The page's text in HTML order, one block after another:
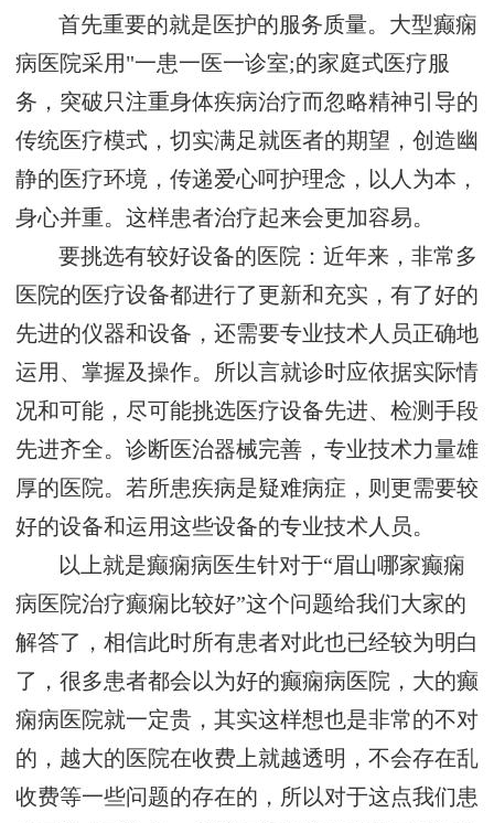
首先重要的就是医护的服务质量。大型癫痫
病医院采用"一患一医一诊室;的家庭式医疗服
务，突破只注重身体疾病治疗而忽略精神引导的
传统医疗模式，切实满足就医者的期望，创造幽
静的医疗环境，传递爱心呵护理念，以人为本，
身心并重。这样患者治疗起来会更加容易。
要挑选有较好设备的医院：近年来，非常多
医院的医疗设备都进行了更新和充实，有了好的
先进的仪器和设备，还需要专业技术人员正确地
运用、掌握及操作。所以言就诊时应依据实际情
况和可能，尽可能挑选医疗设备先进、检测手段
先进齐全。诊断医治器械完善，专业技术力量雄
厚的医院。若所患疾病是疑难病症，则更需要较
好的设备和运用这些设备的专业技术人员。
以上就是癫痫病医生针对于“眉山哪家癫痫
病医院治疗癫痫比较好”这个问题给我们大家的
解答了，相信此时所有患者对此也已经较为明白
了，很多患者都会以为好的癫痫病医院，大的癫
痫病医院就一定贵，其实这样想也是非常的不对
的，越大的医院在收费上就越透明，不会存在乱
收费等一些问题的存在的，所以对于这点我们患